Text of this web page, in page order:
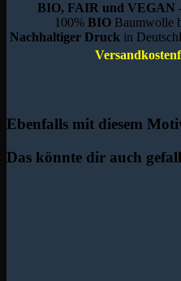
BIO, FAIR und VEGAN
100%BIO Baumwolle
Nachhaltiger Druck in
Ebenfalls mit diesem
Das könnte dir auch